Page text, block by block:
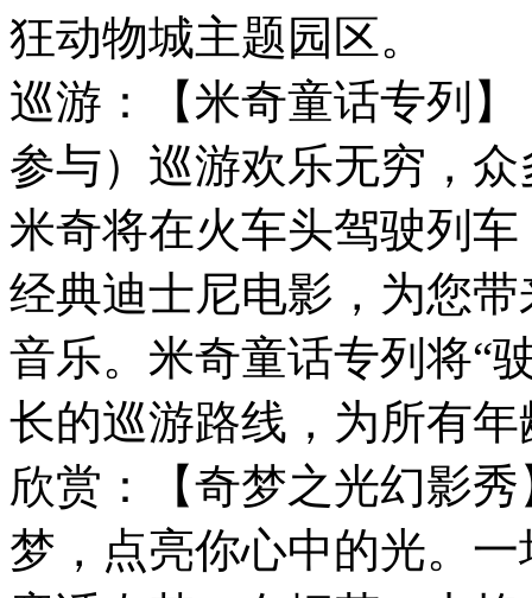
狂动物城主题园区。
巡游：【米奇童话专列
参与）巡游欢乐无穷，
米奇将在火车头驾驶列
经典迪士尼电影，为您
音乐。米奇童话专列将“
长的巡游路线，为所有
欣赏：【奇梦之光幻影
梦，点亮你心中的光。